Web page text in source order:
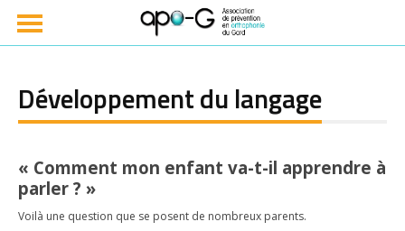
Développement du langage
« Comment mon enfant va-t-il apprendre à
parler ? »
Voilà une question que se posent de nombreux parents.